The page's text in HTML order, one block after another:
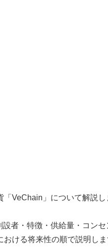
VeChain」について解説し
設者・特徴・供給量・コン
おける将来性の順で説明しま